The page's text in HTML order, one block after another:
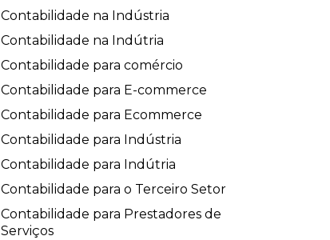
Contabilidade na Indústria
Contabilidade na Indútria
Contabilidade para comércio
Contabilidade para E-commerce
Contabilidade para Ecommerce
Contabilidade para Indústria
Contabilidade para Indútria
Contabilidade para o Terceiro Setor
Contabilidade para Prestadores de
Serviços